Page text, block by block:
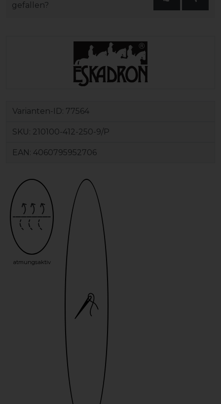
gefallen?
Varianten-ID: 77564
SKU: 210100-412-250-9/P
EAN: 4060795952706
atmungsaktiv